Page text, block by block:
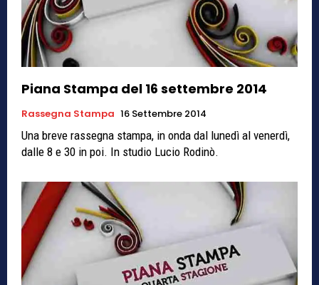
Piana Stampa del 16 settembre 2014
Rassegna Stampa 16 Settembre 2014
Una breve rassegna stampa, in onda dal lunedì al venerdì,
dalle 8 e 30 in poi. In studio Lucio Rodinò.